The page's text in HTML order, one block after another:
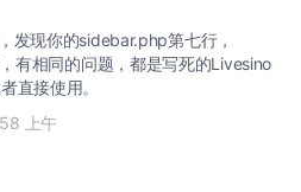
发现你的sidebar.php第七行，
有相同的问题，都是写死的Livesino
直接使用。
上午